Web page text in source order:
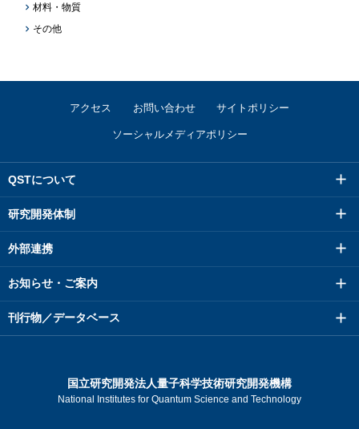
材料・物質
その他
アクセス お問い合わせ サイトポリシー
ソーシャルメディアポリシー
QSTについて
研究開発体制
外部連携
お知らせ・ご案内
刊行物／データベース
国立研究開発法人量子科学技術研究開発機構
National Institutes for Quantum Science and Technology